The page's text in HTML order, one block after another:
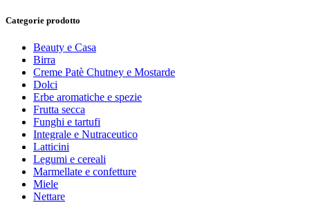
Categorie prodotto
Beauty e Casa
Birra
Creme Patè Chutney e Mostarde
Dolci
Erbe aromatiche e spezie
Frutta secca
Funghi e tartufi
Integrale e Nutraceutico
Latticini
Legumi e cereali
Marmellate e confetture
Miele
Nettare